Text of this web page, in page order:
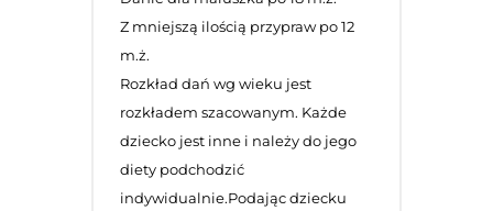
Z mniejszą ilością przypraw po 12
m.ż.
Rozkład dań wg wieku jest
rozkładem szacowanym. Każde
dziecko jest inne i należy do jego
diety podchodzić
indywidualnie.Podając dziecku